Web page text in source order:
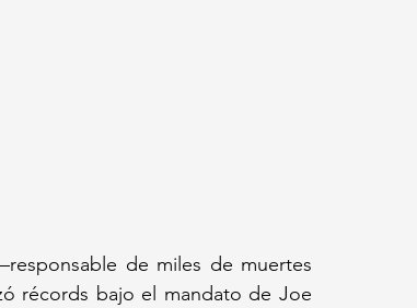
de miles de muertes
récords bajo el mandato de Joe